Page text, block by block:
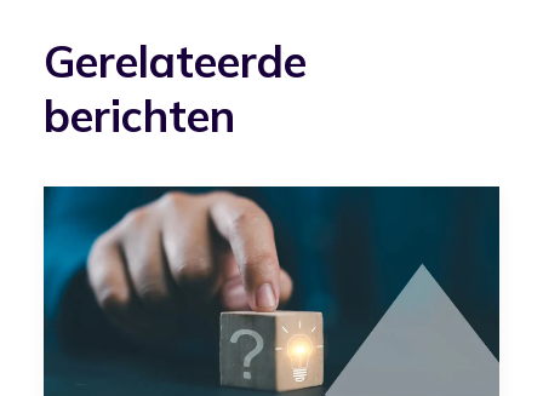
Gerelateerde
berichten